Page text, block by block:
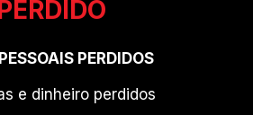
PERDIDOS
e dinheiro perdidos